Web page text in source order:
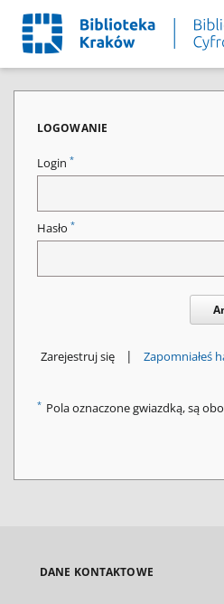
LOGOWANIE
Login *
Hasło *
Zarejestruj się | Zapomniałeś
* Pola oznaczone gwiazdką, są
DANE KONTAKTOWE